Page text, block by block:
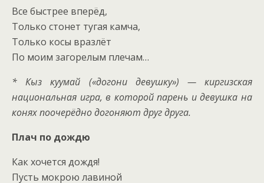
Все быстрее вперёд,
Только стонет тугая камча,
Только косы вразлёт
По моим загорелым плечам…
* Кыз куумай («догони девушку») — киргизская
национальная игра, в которой парень и девушка на
конях поочерёдно догоняют друг друга.
Плач по дождю
Как хочется дождя!
Пусть мокрою лавиной